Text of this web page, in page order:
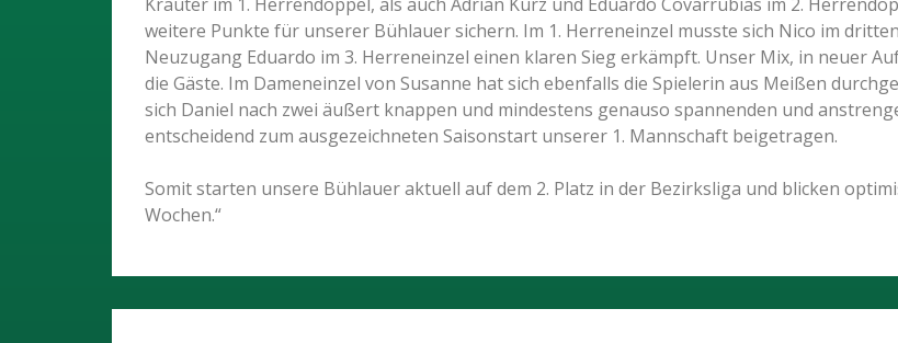
weitere Punkte für unserer Bühlauer sichern. Im 1. Herreneinzel musste sich Nico im
Neuzugang Eduardo im 3. Herreneinzel einen klaren Sieg erkämpft. Unser Mix, in neuer
die Gäste. Im Dameneinzel von Susanne hat sich ebenfalls die Spielerin aus Meißen
sich Daniel nach zwei äußert knappen und mindestens genauso spannenden und
entscheidend zum ausgezeichneten Saisonstart unserer 1. Mannschaft beigetragen.
Somit starten unsere Bühlauer aktuell auf dem 2. Platz in der Bezirksliga und blicken
Wochen.“